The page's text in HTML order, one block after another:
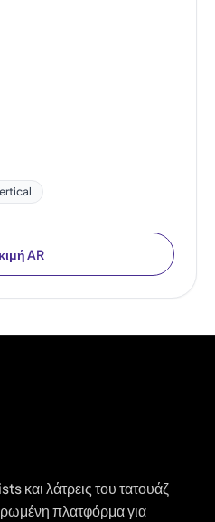
AR
λάτρεις του τατουάζ
πλατφόρμα για